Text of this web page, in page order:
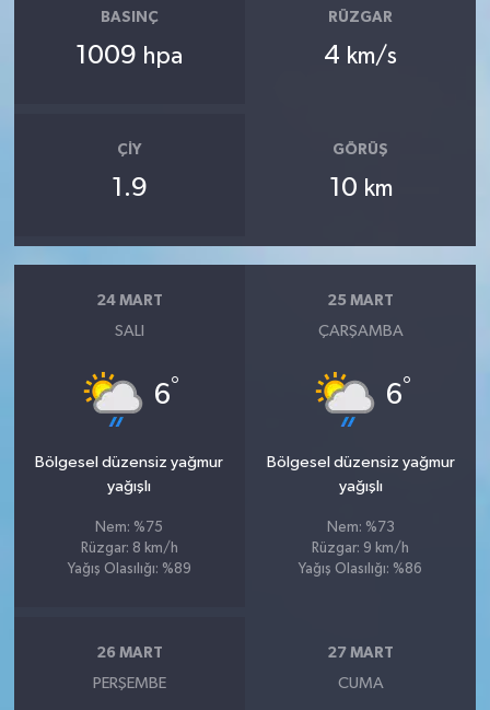
BASINÇ
1009 hpa
RÜZGAR
4 km/s
ÇIY
1.9
GÖRÜŞ
10 km
24 MART
SALI
6°
Bölgesel düzensiz yağmur
yağışlı
Nem: %75
Rüzgar: 8 km/h
Yağış Olasılığı: %89
25 MART
ÇARŞAMBA
6°
Bölgesel düzensiz yağmur
yağışlı
Nem: %73
Rüzgar: 9 km/h
Yağış Olasılığı: %86
26 MART
PERŞEMBE
27 MART
CUMA